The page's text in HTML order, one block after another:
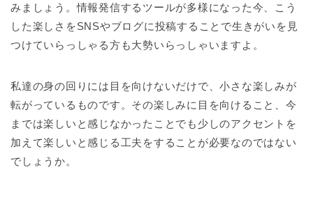
みましょう。情報発信するツールが多様になった今、こう
した楽しさをSNSやブログに投稿することで生きがいを見
つけていらっしゃる方も大勢いらっしゃいますよ。
私達の身の回りには目を向けないだけで、小さな楽しみが
転がっているものです。その楽しみに目を向けること、今
までは楽しいと感じなかったことでも少しのアクセントを
加えて楽しいと感じる工夫をすることが必要なのではない
でしょうか。